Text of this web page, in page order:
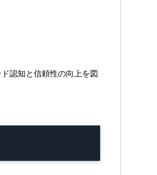
認知と信頼性の向上を図